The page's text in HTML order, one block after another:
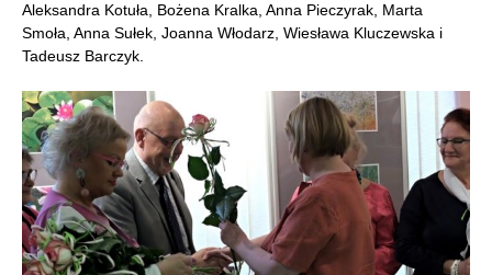
Aleksandra Kotuła, Bożena Kralka, Anna Pieczyrak, Marta
Smoła, Anna Sułek, Joanna Włodarz, Wiesława Kluczewska i
Tadeusz Barczyk.